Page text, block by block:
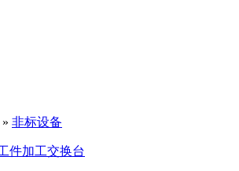
» 非标设备